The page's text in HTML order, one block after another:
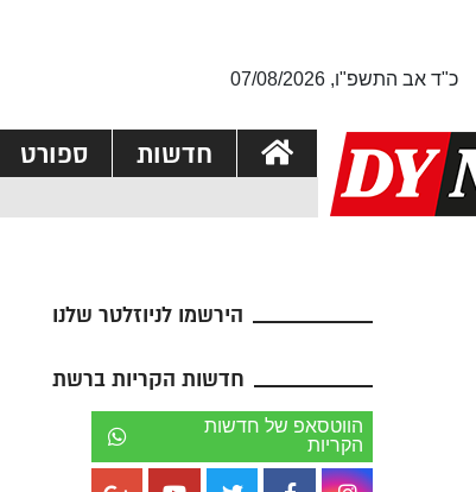
כ"ד אב התשפ"ו, 07/08/2026
חדשות ספורט
הירשמו לניוזלטר שלנו
חדשות הקריות ברשת
הווטסאפ של חדשות
הקריות